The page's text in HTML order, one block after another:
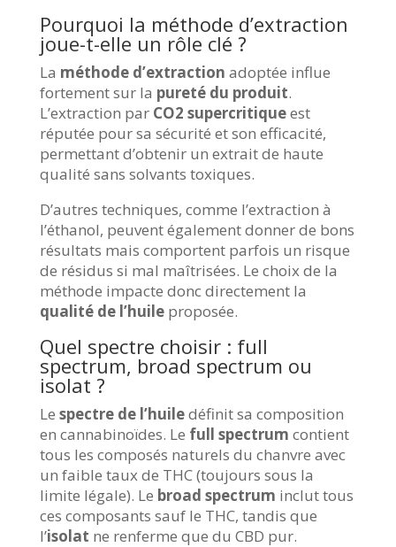
Pourquoi la méthode d’extraction
joue-t-elle un rôle clé ?
La méthode d’extraction adoptée influe
fortement sur la pureté du produit.
L’extraction par CO2 supercritiqueest
réputée pour sa sécurité et son efficacité,
permettant d’obtenir un extrait de haute
qualité sans solvants toxiques.
D’autres techniques, comme l’extraction à
l’éthanol, peuvent également donner de bons
résultats mais comportent parfois un risque
de résidus si mal maîtrisées. Le choix de la
méthode impacte donc directement la
qualité de l’huileproposée.
Quel spectre choisir : full
spectrum, broad spectrum ou
isolat ?
Le spectre de l’huiledéfinit sa composition
en cannabinoïdes. Le full spectrum contient
tous les composés naturels du chanvre avec
un faible taux de THC (toujours sous la
limite légale). Le broad spectrum inclut tous
ces composants sauf le THC, tandis que
l’isolat ne renferme que du CBD pur.